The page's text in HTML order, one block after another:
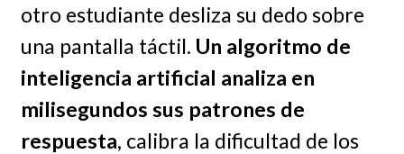
otro estudiante desliza su dedo sobre
una pantalla táctil. Un algoritmo de
inteligencia artificial analiza en
milisegundos sus patrones de
respuesta, calibra la dificultad de los